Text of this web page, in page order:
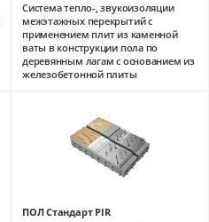
Система тепло-, звукоизоляции
межэтажных перекрытий с
применением плит из каменной
ваты в конструкции пола по
деревянным лагам с основанием из
железобетонной плиты
ПОЛ Стандарт PIR